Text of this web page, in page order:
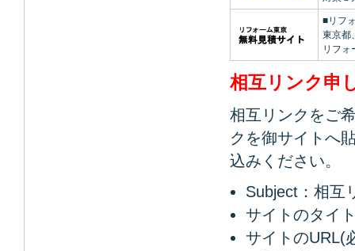
■リフ
東京都
リフォ
相互リンク申
相互リンクをご
クを御サイトへ
込みください。
Subject：相互
サイトのタイ
サイトのURL(